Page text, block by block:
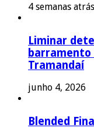
4 semanas atrás
Liminar
barramento
Tramandaí
junho 4, 2026
Blended